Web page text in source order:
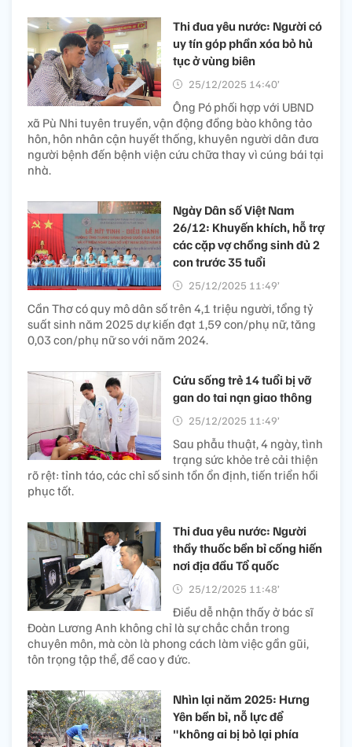
Thi đua yêu nước: Người có
uy tín góp phần xóa bỏ hủ
tục ở vùng biên
25/12/2025 14:40’
Ông Pó phối hợp với UBND
xã Pù Nhi tuyên truyền, vận động đồng bào không tảo
hôn, hôn nhân cận huyết thống, khuyên người dân đưa
người bệnh đến bệnh viện cứu chữa thay vì cúng bái tại
nhà.
Ngày Dân số Việt Nam
26/12: Khuyến khích, hỗ trợ
các cặp vợ chồng sinh đủ 2
con trước 35 tuổi
25/12/2025 11:49’
Cần Thơ có quy mô dân số trên 4,1 triệu người, tổng tỷ
suất sinh năm 2025 dự kiến đạt 1,59 con/phụ nữ, tăng
0,03 con/phụ nữ so với năm 2024.
Cứu sống trẻ 14 tuổi bị vỡ
gan do tai nạn giao thông
25/12/2025 11:49’
Sau phẫu thuật, 4 ngày, tình
trạng sức khỏe trẻ cải thiện
rõ rệt: tỉnh táo, các chỉ số sinh tồn ổn định, tiến triển hồi
phục tốt.
Thi đua yêu nước: Người
thầy thuốc bền bỉ cống hiến
nơi địa đầu Tổ quốc
25/12/2025 11:48’
Điều dễ nhận thấy ở bác sĩ
Đoàn Lương Anh không chỉ là sự chắc chắn trong
chuyên môn, mà còn là phong cách làm việc gần gũi,
tôn trọng tập thể, đề cao y đức.
Nhìn lại năm 2025: Hưng
Yên bền bỉ, nỗ lực để
"không ai bị bỏ lại phía